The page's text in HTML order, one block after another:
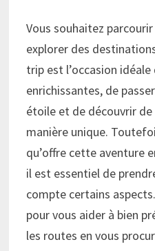
Vous souhaitez
explorer des
trip est l’occasion
enrichissantes, de
étoile et de découvrir de
manière unique.
qu’offre cette aventure
il est essentiel de
compte certains
pour vous aider à bien
les routes en vous